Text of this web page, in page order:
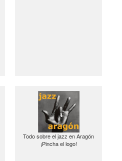
Todo sobre el jazz en Aragón
¡Pincha el logo!